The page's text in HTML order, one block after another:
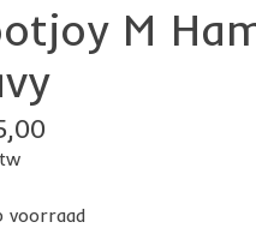
M
voorraad